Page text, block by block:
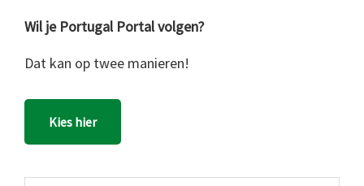
Wil je Portugal Portal volgen?
Dat kan op twee manieren!
Kies hier